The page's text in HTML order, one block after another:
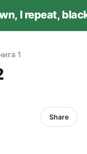
I repeat,
1
Share